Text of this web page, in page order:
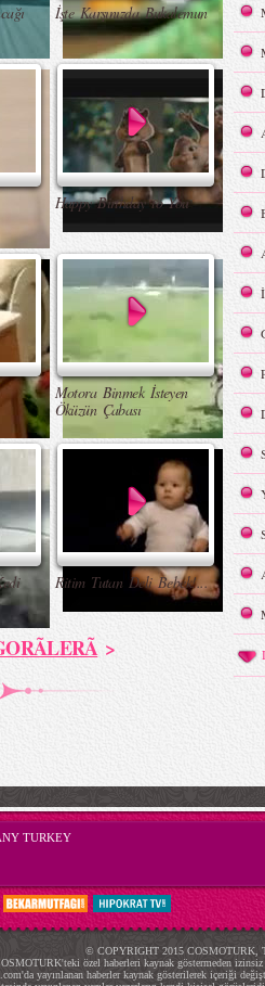
İşte Karşınızda Bukalemun
Happy Birthday to You
Motora Binmek İsteyen
Öküzün Çabası
Ritim Tutan Deli Bebek!...
>
TURKEY
© COPYRIGHT 2015 COSMOTURK,
özel haberleri kaynak göstermeden izinsiz
yayınlanan haberler kaynak gösterilerek içeriği